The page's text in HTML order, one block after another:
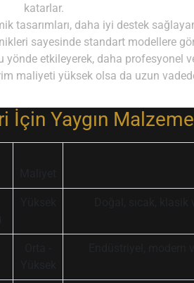
katarlar.
tasarımları, daha iyi destek
sayesinde standart modellere
yönde etkileyerek, daha profesyonel
maliyeti yüksek olsa da uzun
İçin Yaygın